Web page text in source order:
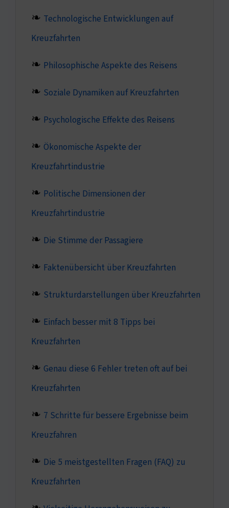
Technologische Entwicklungen auf
Kreuzfahrten
Philosophische Aspekte des Reisens
Soziale Dynamiken auf Kreuzfahrten
Psychologische Effekte des Reisens
Ökonomische Aspekte der
Kreuzfahrtindustrie
Politische Dimensionen der
Kreuzfahrtindustrie
Die Stimme der Passagiere
Faktenübersicht über Kreuzfahrten
Strukturdarstellungen über Kreuzfahrten
Einfach besser mit 8 Tipps bei
Kreuzfahrten
Genau diese 6 Fehler treten oft auf bei
Kreuzfahrten
7 Schritte für bessere Ergebnisse beim
Kreuzfahren
Die 5 meistgestellten Fragen (FAQ) zu
Kreuzfahrten